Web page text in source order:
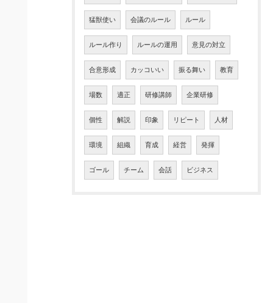
猛獣使い 会議のルール ルール
ルール作り ルールの運用 意見の対立
合意形成 カッコいい 振る舞い 教育
場数 適正 研修講師 企業研修
個性 解説 印象 リピート 人材
環境 組織 育成 経営 発揮
ゴール チーム 会話 ビジネス